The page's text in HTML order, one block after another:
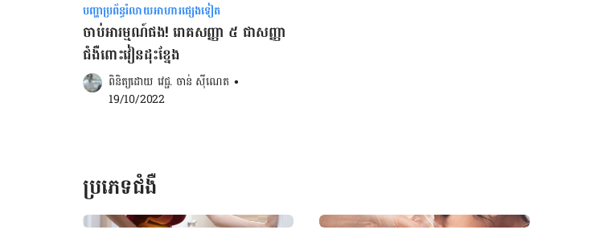
បញ្ហាប្រព័ន្ធរំលាយអាហារផ្សេងទៀត
ចាប់អារម្មណ៍ផង! រោគសញ្ញា ៥ ជាសញ្ញា
ជំងឺពោះវៀនដុះខ្នែង
ពិនិត្យដោយ វេជ្ជ. ចាន់ ស៊ីណេត •
19/10/2022
ប្រភេទជំងឺ